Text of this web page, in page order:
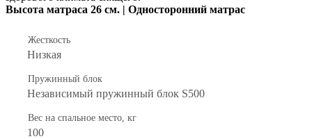
Высота матраса 26 см. | Односторонний матрас
Жесткость
Низкая
Пружинный блок
Независимый пружинный блок S500
Вес на спальное место, кг
100